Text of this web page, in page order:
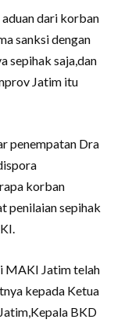
dari korban
sanksi dengan
sepihak saja,dan
Jatim itu
penempatan Dra
korban
penilaian sepihak
MAKI Jatim telah
kepada Ketua
BKD